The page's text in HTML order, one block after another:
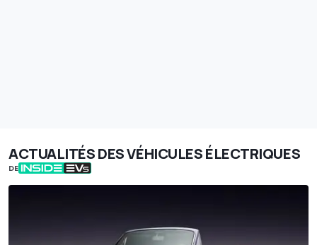
ACTUALITÉS DES VÉHICULES ÉLECTRIQUES
DE